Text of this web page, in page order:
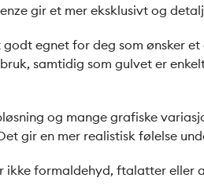
gir et mer eksklusivt og
godt egnet for deg som ønsker
samtidig som gulvet er
og mange grafiske
gir en mer realistisk følelse
ikke formaldehyd, ftalatter eller